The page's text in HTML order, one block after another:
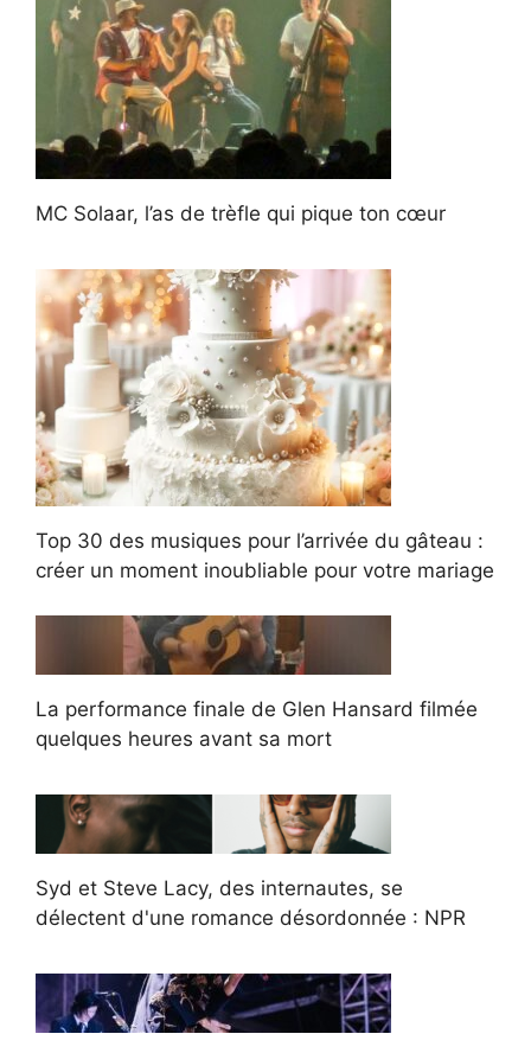
MC Solaar, l’as de trèfle qui pique ton cœur
Top 30 des musiques pour l’arrivée du gâteau :
créer un moment inoubliable pour votre mariage
La performance finale de Glen Hansard filmée
quelques heures avant sa mort
Syd et Steve Lacy, des internautes, se
délectent d'une romance désordonnée : NPR